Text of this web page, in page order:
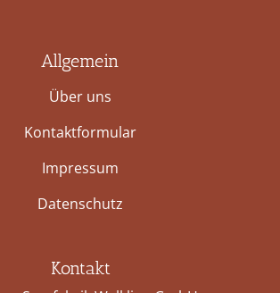
Allgemein
Über uns
Kontaktformular
Impressum
Datenschutz
Kontakt